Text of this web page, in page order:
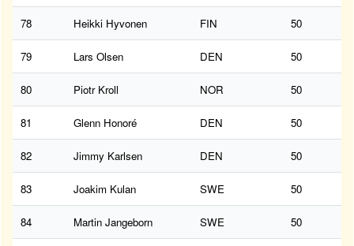
78 Heikki Hyvonen FIN 50
79 Lars Olsen DEN 50
80 Piotr Kroll NOR 50
81 Glenn Honoré DEN 50
82 Jimmy Karlsen DEN 50
83 Joakim Kulan SWE 50
84 Martin Jangeborn SWE 50